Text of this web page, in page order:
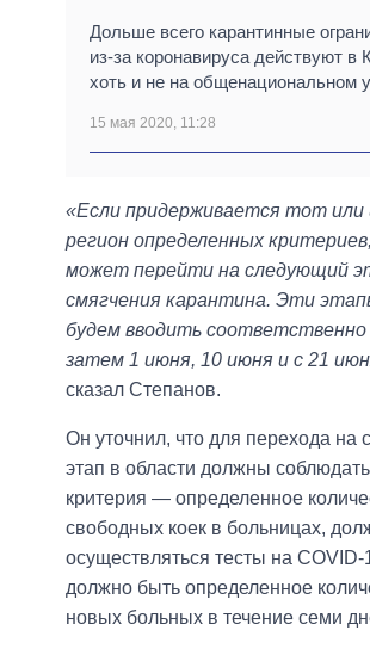
Дольше всего карантинные
из-за коронавируса действуют в
хоть и не на общенациональном
15 мая 2020, 11:28
«Если придерживается тот или
регион определенных
может перейти на следующий
смягчения карантина. Эти
будем вводить соответственно
затем 1 июня, 10 июня и с 21
сказал Степанов.
Он уточнил, что для перехода на
этап в области должны
критерия — определенное
свободных коек в больницах,
осуществляться тесты на COVID-
должно быть определенное
новых больных в течение семи